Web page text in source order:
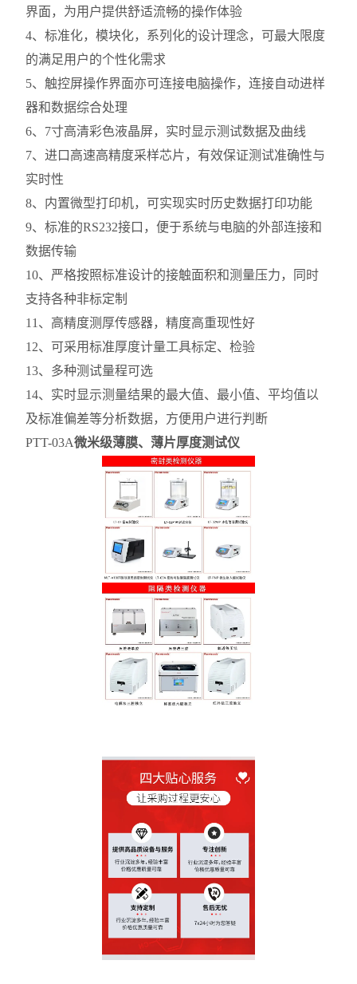
界面，为用户提供舒适流畅的操作体验
4、标准化，模块化，系列化的设计理念，可最大限度
的满足用户的个性化需求
5、触控屏操作界面亦可连接电脑操作，连接自动进样
器和数据综合处理
6、7寸高清彩色液晶屏，实时显示测试数据及曲线
7、进口高速高精度采样芯片，有效保证测试准确性与
实时性
8、内置微型打印机，可实现实时历史数据打印功能
9、标准的RS232接口，便于系统与电脑的外部连接和
数据传输
10、严格按照标准设计的接触面积和测量压力，同时
支持各种非标定制
11、高精度测厚传感器，精度高重现性好
12、可采用标准厚度计量工具标定、检验
13、多种测试量程可选
14、实时显示测量结果的最大值、最小值、平均值以
及标准偏差等分析数据，方便用户进行判断
PTT-03A微米级薄膜、薄片厚度测试仪